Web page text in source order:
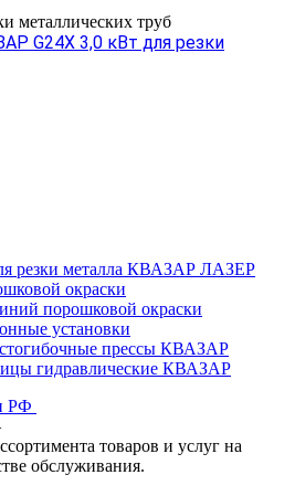
металлических труб
G24X 3,0 кВт для резки
резки металла КВАЗАР ЛАЗЕР
окраски
порошковой окраски
установки
прессы КВАЗАР
гидравлические КВАЗАР
РФ
товаров и услуг на
обслуживания.